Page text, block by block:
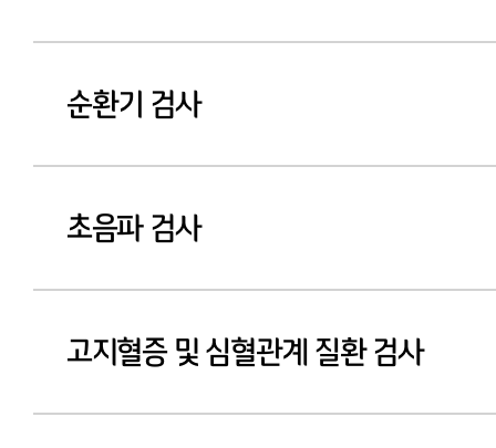
순환기 검사
초음파 검사
고지혈증 및 심혈관계 질환 검사